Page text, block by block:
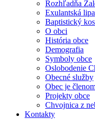
Rozhľadňa
Exulantská lipa
Baptistický
O obci
História obce
Demografia
Symboly obce
Oslobodenie
Obecné služby
Obec je
Projekty obce
Chvojnica z
Kontakty